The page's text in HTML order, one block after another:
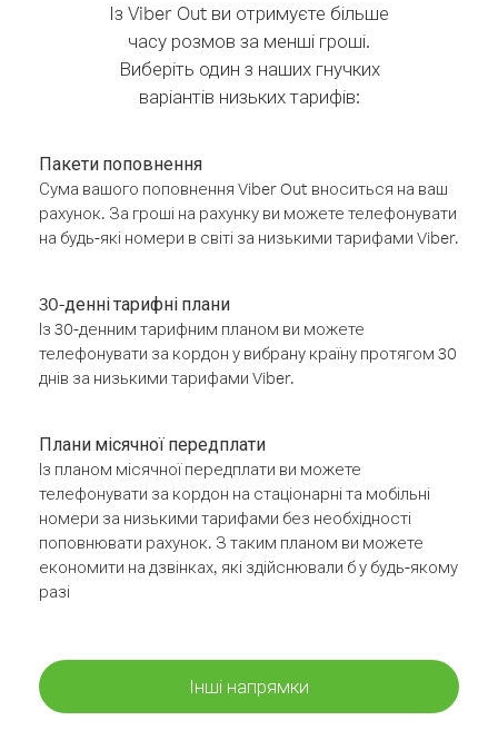
Із Viber Out ви отримуєте більше
часу розмов за менші гроші.
Виберіть один з наших гнучких
варіантів низьких тарифів:
Пакети поповнення
Сума вашого поповнення Viber Out вноситься на ваш
рахунок. За гроші на рахунку ви можете телефонувати
на будь-які номери в світі за низькими тарифами Viber.
30-денні тарифні плани
Із 30-денним тарифним планом ви можете
телефонувати за кордон у вибрану країну протягом 30
днів за низькими тарифами Viber.
Плани місячної передплати
Із планом місячної передплати ви можете
телефонувати за кордон на стаціонарні та мобільні
номери за низькими тарифами без необхідності
поповнювати рахунок. З таким планом ви можете
економити на дзвінках, які здійснювали б у будь-якому
разі
Інші напрямки